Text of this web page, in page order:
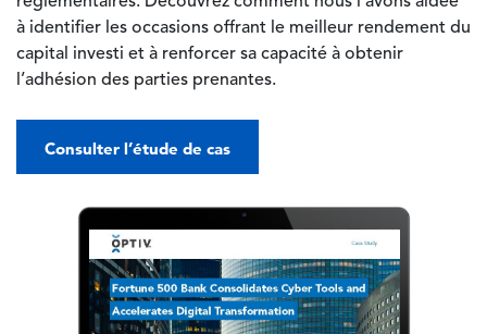
à identifier les occasions offrant le meilleur rendement du
capital investi et à renforcer sa capacité à obtenir
l’adhésion des parties prenantes.
Consulter l’étude de cas